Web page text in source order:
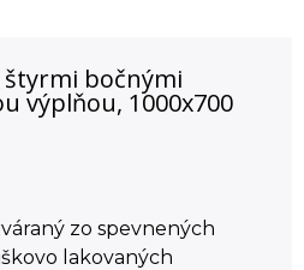
štyrmi bočnými
výplňou, 1000x700
zo spevnených
lakovaných